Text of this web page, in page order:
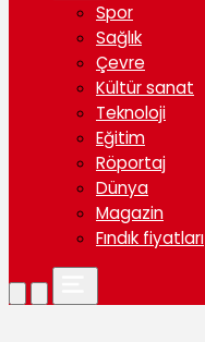
Spor
Sağlık
Çevre
Kültür sanat
Teknoloji
Eğitim
Röportaj
Dünya
Magazin
Fındık fiyatları